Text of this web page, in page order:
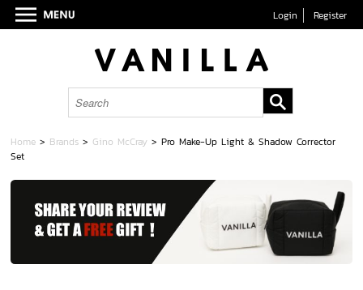
Login Register
Home > Brands > Gino McCray >Pro Make-Up Light & Shadow Corrector
Set